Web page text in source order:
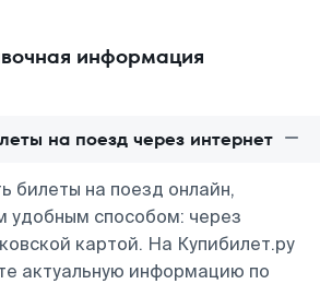
информация
на поезд через интернет
билеты на поезд онлайн,
удобным способом: через
картой. На Купибилет.ру
актуальную информацию по